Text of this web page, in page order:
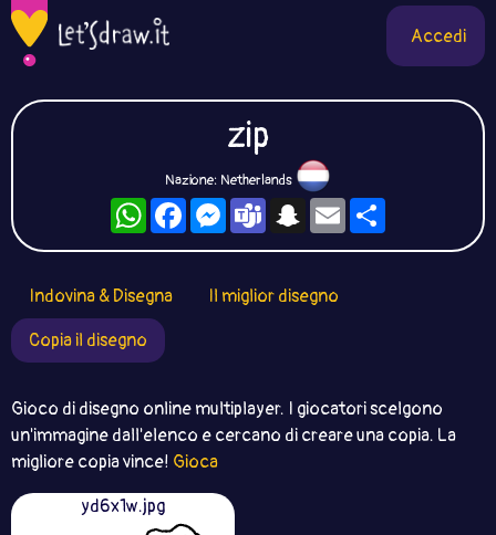
Accedi
zip
Nazione: Netherlands
WhatsAppFacebookMessengerTeamsSnapchat
Email
Indovina & Disegna
Il miglior disegno
Copia il disegno
Gioco di disegno online multiplayer. I giocatori scelgono
un'immagine dall'elenco e cercano di creare una copia. La
migliore copia vince! Gioca
yd6x1w.jpg